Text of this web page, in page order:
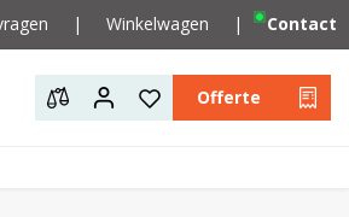
| Winkelwagen | Contact
Offerte